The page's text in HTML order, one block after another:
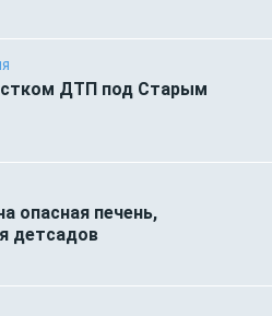
ДТП под Старым
опасная печень,
детсадов